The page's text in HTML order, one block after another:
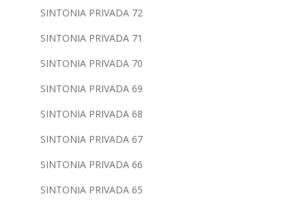
SINTONIA PRIVADA 72
SINTONIA PRIVADA 71
SINTONIA PRIVADA 70
SINTONIA PRIVADA 69
SINTONIA PRIVADA 68
SINTONIA PRIVADA 67
SINTONIA PRIVADA 66
SINTONIA PRIVADA 65